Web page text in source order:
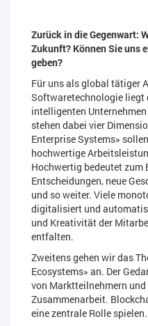
Zurück in die Gegenwart:
Zukunft? Können Sie uns
geben?
Für uns als global tätiger
Softwaretechnologie liegt
intelligenten
stehen dabei vier
Enterprise Systems»
hochwertige
Hochwertig bedeutet zum
Entscheidungen, neue
und so weiter. Viele
digitalisiert und
und Kreativität der
entfalten.
Zweitens gehen wir das
Ecosystems» an. Der
von Marktteilnehmern und
Zusammenarbeit.
eine zentrale Rolle spielen.